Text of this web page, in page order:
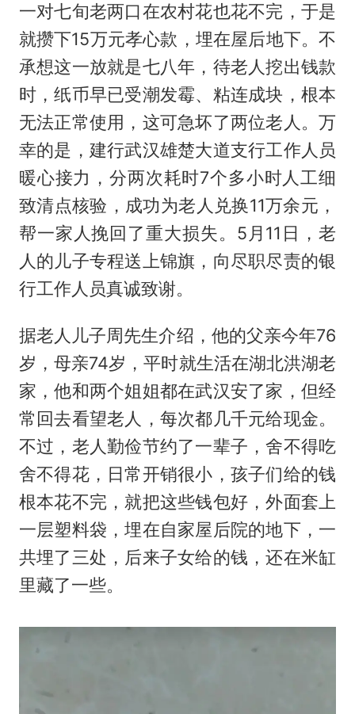
一对七旬老两口在农村花也花不完，于是
就攒下15万元孝心款，埋在屋后地下。不
承想这一放就是七八年，待老人挖出钱款
时，纸币早已受潮发霉、粘连成块，根本
无法正常使用，这可急坏了两位老人。万
幸的是，建行武汉雄楚大道支行工作人员
暖心接力，分两次耗时7个多小时人工细
致清点核验，成功为老人兑换11万余元，
帮一家人挽回了重大损失。5月11日，老
人的儿子专程送上锦旗，向尽职尽责的银
行工作人员真诚致谢。
据老人儿子周先生介绍，他的父亲今年76
岁，母亲74岁，平时就生活在湖北洪湖老
家，他和两个姐姐都在武汉安了家，但经
常回去看望老人，每次都几千元给现金。
不过，老人勤俭节约了一辈子，舍不得吃
舍不得花，日常开销很小，孩子们给的钱
根本花不完，就把这些钱包好，外面套上
一层塑料袋，埋在自家屋后院的地下，一
共埋了三处，后来子女给的钱，还在米缸
里藏了一些。